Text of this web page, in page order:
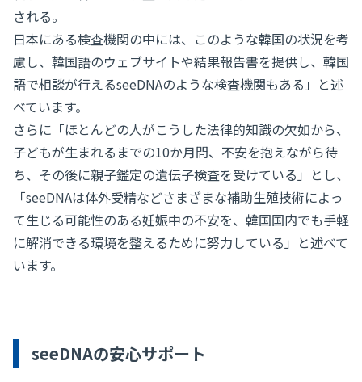
される。
日本にある検査機関の中には、このような韓国の状況を考
慮し、韓国語のウェブサイトや結果報告書を提供し、韓国
語で相談が行えるseeDNAのような検査機関もある」と述
べています。
さらに「ほとんどの人がこうした法律的知識の欠如から、
子どもが生まれるまでの10か月間、不安を抱えながら待
ち、その後に親子鑑定の遺伝子検査を受けている」とし、
「seeDNAは体外受精などさまざまな補助生殖技術によっ
て生じる可能性のある妊娠中の不安を、韓国国内でも手軽
に解消できる環境を整えるために努力している」と述べて
います。
seeDNAの安心サポート